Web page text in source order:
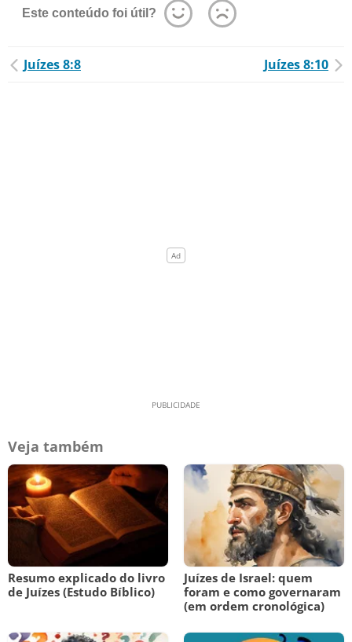
Este conteúdo foi útil?
Juízes 8:8 Juízes 8:10
Veja também
Resumo explicado do livro
de Juízes (Estudo Bíblico)
Juízes de Israel: quem
foram e como governaram
(em ordem cronológica)